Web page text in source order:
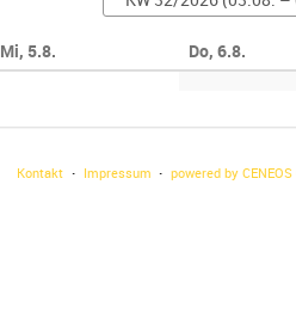
Mi, 5.8. Do, 6.8.
Kontakt Impressum powered by